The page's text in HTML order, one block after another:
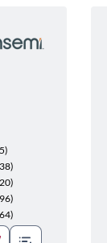
)
)
)
)
)